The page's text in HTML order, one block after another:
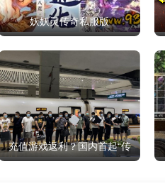
妖妖灵传奇私服版
充值游戏返利？国内首起“传